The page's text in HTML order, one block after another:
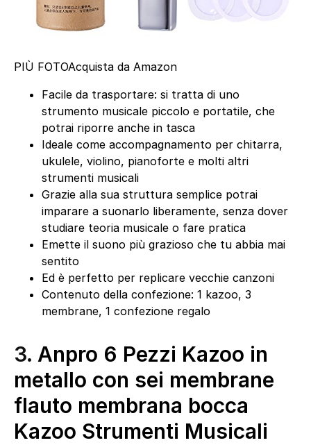
PIÙ FOTOAcquista da Amazon
Facile da trasportare: si tratta di uno
strumento musicale piccolo e portatile, che
potrai riporre anche in tasca
Ideale come accompagnamento per chitarra,
ukulele, violino, pianoforte e molti altri
strumenti musicali
Grazie alla sua struttura semplice potrai
imparare a suonarlo liberamente, senza dover
studiare teoria musicale o fare pratica
Emette il suono più grazioso che tu abbia mai
sentito
Ed è perfetto per replicare vecchie canzoni
Contenuto della confezione: 1 kazoo, 3
membrane, 1 confezione regalo
3. Anpro 6 Pezzi Kazoo in
metallo con sei membrane
flauto membrana bocca
Kazoo Strumenti Musicali